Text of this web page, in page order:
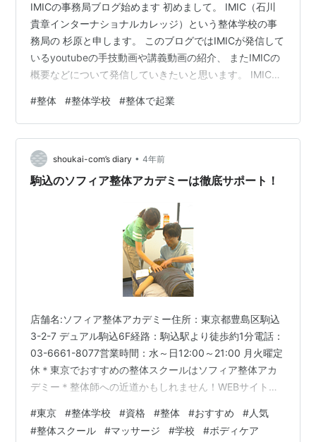
IMICの事務局ブログ始めます 初めまして。 IMIC（石川
貴章インターナショナルカレッジ）という整体学校の事
務局の 杉原と申します。 このブログではIMICが発信して
いるyoutubeの手技動画や講義動画の紹介、 またIMICの
概要などについて発信していきたいと思います。 IMICは
礎から応用までの整体方法を身に付けたい方 ■今見てい
る患者さんが中々良くならずに困っている方 ■整体師や
セラピストをなんとなくやっているけど、やりがいを感
じていない方 ■自費治療を始めたけど、実は何も知らな
いで、とりあえず見よう見まねで矯正をしている方 ■本
#整体 #整体学校 #整体で起業
shoukai-com’s diary • 4年前
駒込のソフィア整体アカデミーは徹底サポート！
店舗名:ソフィア整体アカデミー住所：東京都豊島区駒込
3-2-7 デュアル駒込6F経路：駒込駅より徒歩約1分電話：
03-6661-8077営業時間：水～日12:00～21:00 月火曜定
休＊東京でおすすめの整体スクールはソフィア整体アカ
デミー＊整体師への近道かもしれません！WEBサイト：
ーーーーーーーーーーーーーー ＊必要なスキルが身につ
くまで丁寧に徹底サポート＊ こんにちは。ソフィア整体
#東京 #整体学校 #資格 #整体 #おすすめ #人気
#整体スクール #マッサージ #学校 #ボディケア